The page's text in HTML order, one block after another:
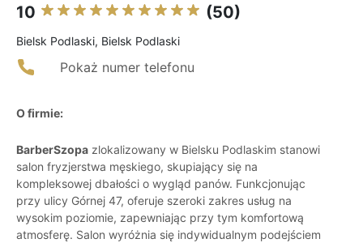
10 (50)
Bielsk Podlaski, Bielsk Podlaski
Pokaż numer telefonu
O firmie:
BarberSzopa zlokalizowany w Bielsku Podlaskim stanowi
salon fryzjerstwa męskiego, skupiający się na
kompleksowej dbałości o wygląd panów. Funkcjonując
przy ulicy Górnej 47, oferuje szeroki zakres usług na
wysokim poziomie, zapewniając przy tym komfortową
atmosferę. Salon wyróżnia się indywidualnym podejściem